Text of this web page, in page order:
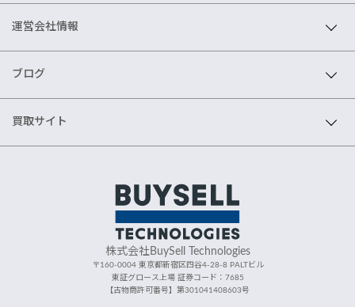
運営会社情報
ブログ
買取サイト
株式会社BuySell Technologies
〒160-0004 東京都新宿区四谷4-28-8 PALTビル
東証グロース上場 証券コード：7685
【古物商許可番号】第301041408603号